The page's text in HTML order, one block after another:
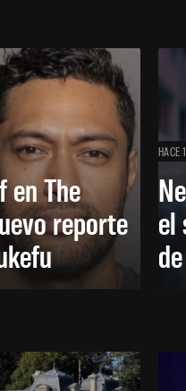
en The
reporte
HACE
el